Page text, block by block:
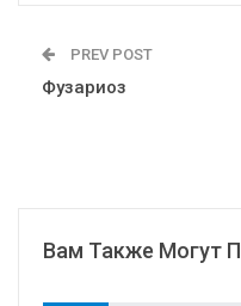
PREV POST
Фузариоз
Вам Также Могут